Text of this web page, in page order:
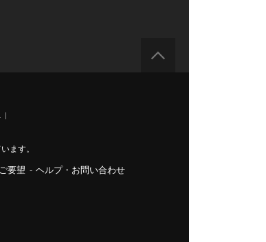
ます。
要望 - ヘルプ・お問い合わせ